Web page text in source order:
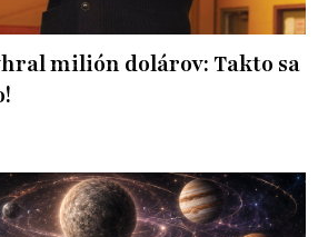
milión dolárov: Takto sa